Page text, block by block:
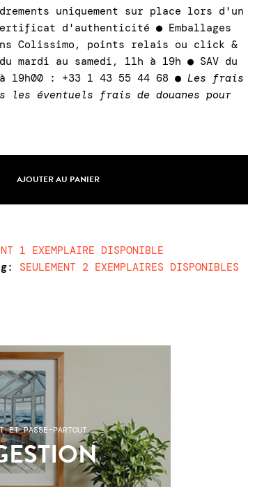
uniquement sur place lors d'un
d'authenticité ● Emballages
Colissimo, points relais ou click &
au samedi, 11h à 19h ● SAV du
19h00 : +33 1 43 55 44 68 ●Les frais
les éventuels frais de douanes pour
AJOUTER AU PANIER
1 EXEMPLAIRE DISPONIBLE
: SEULEMENT 2 EXEMPLAIRES DISPONIBLES
ET PASSE-PARTOUT